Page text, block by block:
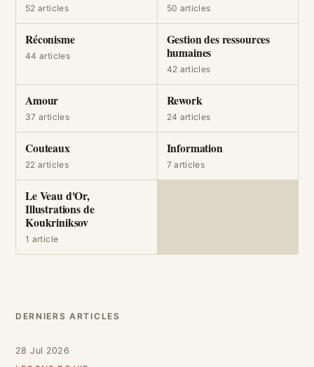
52 articles 50 articles
Réconisme
44 articles
Gestion des ressources
humaines
42 articles
Amour
37 articles
Rework
24 articles
Couteaux
22 articles
Information
7 articles
Le Veau d'Or,
Illustrations de
Koukriniksov
1 article
DERNIERS ARTICLES
28 Jul 2026